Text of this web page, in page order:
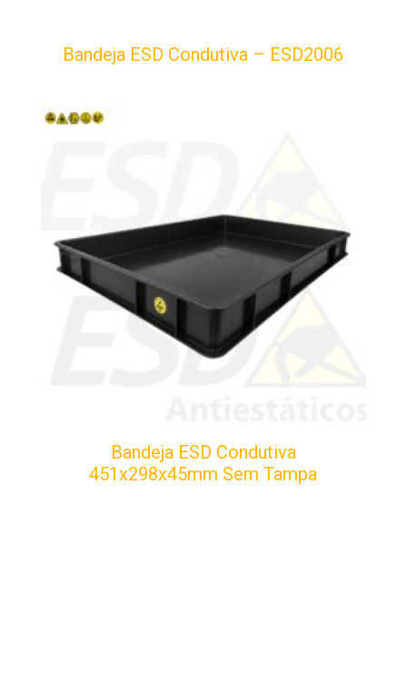
Bandeja ESD Condutiva – ESD2006
Bandeja ESD Condutiva
451x298x45mm Sem Tampa